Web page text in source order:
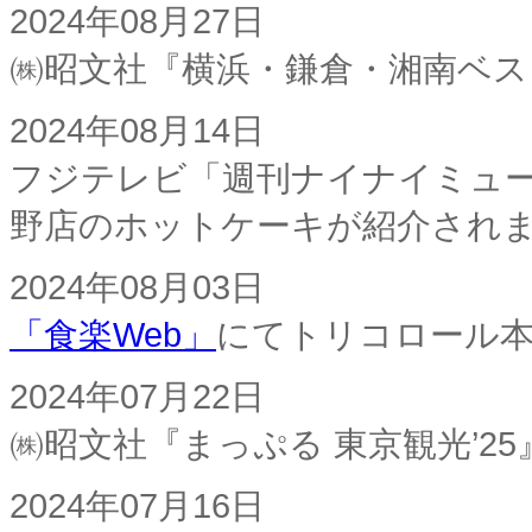
2024年08月27日
㈱昭文社『横浜・鎌倉・湘南ベ
2024年08月14日
フジテレビ「週刊ナイナイミュ
野店のホットケーキが紹介され
2024年08月03日
「食楽Web」 にてトリコロール
2024年07月22日
㈱昭文社『まっぷる 東京観光
2024年07月16日